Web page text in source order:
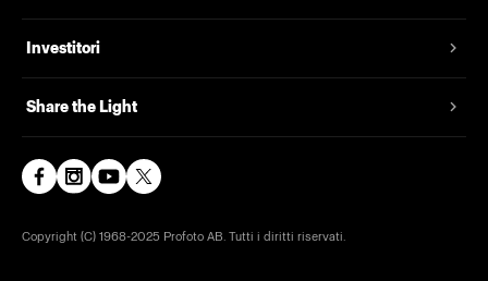
Investitori
Share the Light
Copyright (C) 1968-2025 Profoto AB. Tutti i diritti riservati.